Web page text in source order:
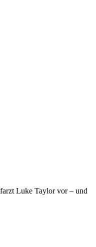
Luke Taylor vor – und